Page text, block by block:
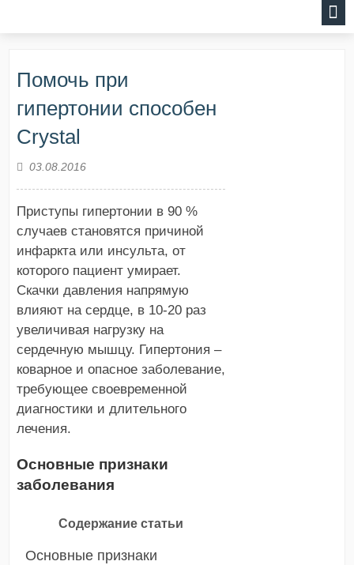
Помочь при
гипертонии способен
Crystal
03.08.2016
Приступы гипертонии в 90 %
случаев становятся причиной
инфаркта или инсульта, от
которого пациент умирает.
Скачки давления напрямую
влияют на сердце, в 10-20 раз
увеличивая нагрузку на
сердечную мышцу. Гипертония –
коварное и опасное заболевание,
требующее своевременной
диагностики и длительного
лечения.
Основные признаки
заболевания
Содержание статьи
Основные признаки